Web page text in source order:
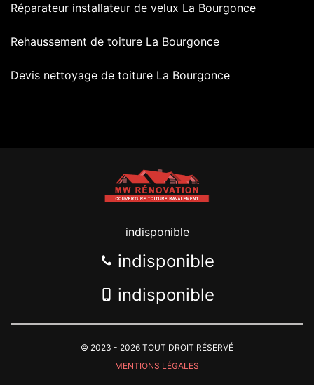
Réparateur installateur de velux La Bourgonce
Rehaussement de toiture La Bourgonce
Devis nettoyage de toiture La Bourgonce
indisponible
indisponible
indisponible
© 2023 - 2026 TOUT DROIT RÉSERVÉ
MENTIONS LÉGALES